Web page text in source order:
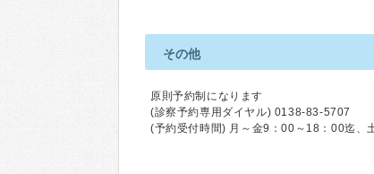
その他
原則予約制になります
(診察予約専用ダイヤル) 0138-83-5707
(予約受付時間) 月～金9：00～18：00迄、